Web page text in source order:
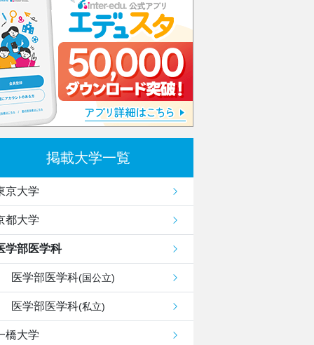
掲載大学一覧
京大学
都大学
学部医学科
医学部医学科(国公立)
医学部医学科(私立)
橋大学